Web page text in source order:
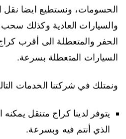
الحسومات، ونستطيع ايضا نقل
والسيارات العادية وكذلك سحب
الحفر والمتعطلة الى أقرب
السيارات المتعطلة بسرعة.
ونمتلك في شركتنا الخدمات
يتوفر لدينا كراج متنقل يمكنه
الذي أنتم فيه وبسرعة.